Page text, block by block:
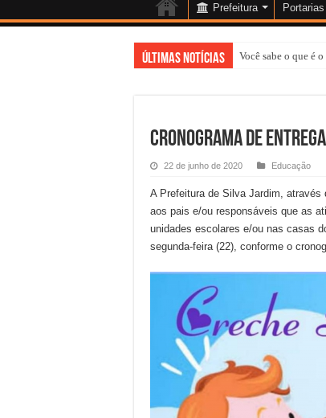
Prefeitura Portarias
Últimas Notícias Você sabe o que é
Representantes da
CRONOGRAMA DE
22 de junho de 2020 Educação
A Prefeitura de Silva Jardim,
aos pais e/ou responsáveis que as
unidades escolares e/ou nas casas
segunda-feira (22), conforme o